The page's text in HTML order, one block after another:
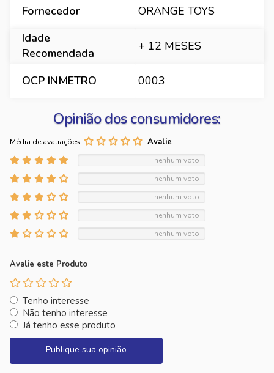
Fornecedor
ORANGE TOYS
Idade
Recomendada
+ 12 MESES
OCP INMETRO 0003
Opinião dos consumidores:
Média de avaliações:
nenhum voto
nenhum voto
nenhum voto
nenhum voto
nenhum voto
Avalie este Produto
Tenho interesse
Não tenho interesse
Já tenho esse produto
Publique sua opinião